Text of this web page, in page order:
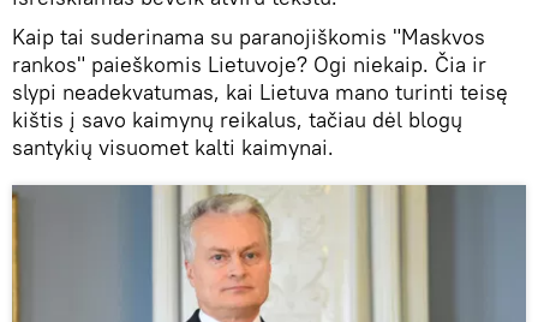
Kaip tai suderinama su paranojiškomis "Maskvos
rankos" paieškomis Lietuvoje? Ogi niekaip. Čia ir
slypi neadekvatumas, kai Lietuva mano turinti teisę
kištis į savo kaimynų reikalus, tačiau dėl blogų
santykių visuomet kalti kaimynai.